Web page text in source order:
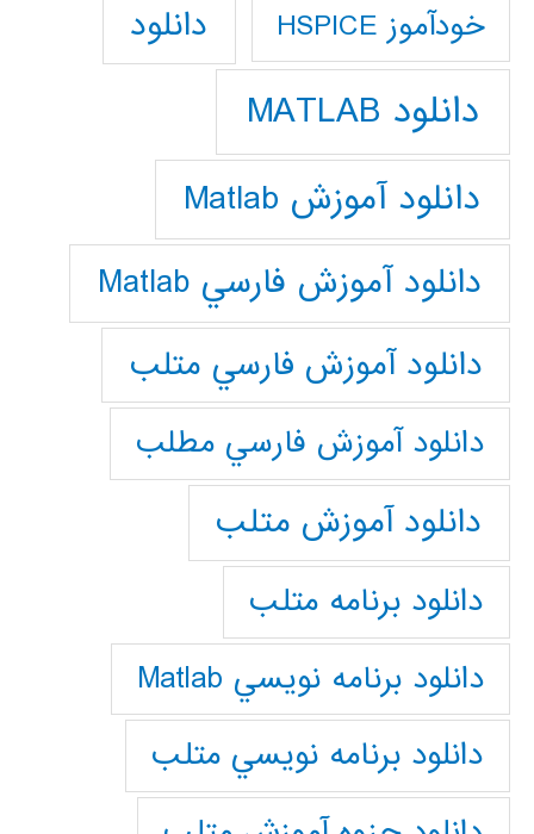
خودآموز HSPICE دانلود
دانلود MATLAB
دانلود آموزش Matlab
دانلود آموزش فارسي Matlab
دانلود آموزش فارسي متلب
دانلود آموزش فارسي مطلب
دانلود آموزش متلب
دانلود برنامه متلب
دانلود برنامه نويسي Matlab
دانلود برنامه نويسي متلب